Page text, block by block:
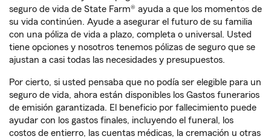
seguro de vida de State Farm® ayuda a que los momentos de
su vida continúen. Ayude a asegurar el futuro de su familia
con una póliza de vida a plazo, completa o universal. Usted
tiene opciones y nosotros tenemos pólizas de seguro que se
ajustan a casi todas las necesidades y presupuestos.
Por cierto, si usted pensaba que no podía ser elegible para un
seguro de vida, ahora están disponibles los Gastos funerarios
de emisión garantizada. El beneficio por fallecimiento puede
ayudar con los gastos finales, incluyendo el funeral, los
costos de entierro, las cuentas médicas, la cremación u otras